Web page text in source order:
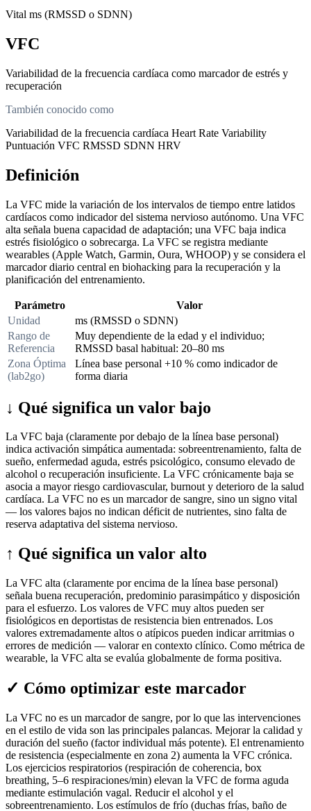
Vital ms (RMSSD o SDNN)
VFC
Variabilidad de la frecuencia cardíaca como marcador de estrés y
recuperación
También conocido como
Variabilidad de la frecuencia cardíaca Heart Rate Variability
Puntuación VFC RMSSD SDNN HRV
Definición
La VFC mide la variación de los intervalos de tiempo entre latidos
cardíacos como indicador del sistema nervioso autónomo. Una VFC
alta señala buena capacidad de adaptación; una VFC baja indica
estrés fisiológico o sobrecarga. La VFC se registra mediante
wearables (Apple Watch, Garmin, Oura, WHOOP) y se considera el
marcador diario central en biohacking para la recuperación y la
planificación del entrenamiento.
Parámetro
Valor
Unidad
ms (RMSSD o SDNN)
Rango de
Referencia
Muy dependiente de la edad y el individuo;
RMSSD basal habitual: 20–80 ms
Zona Óptima
(lab2go)
Línea base personal +10 % como indicador de
forma diaria
↓ Qué significa un valor bajo
La VFC baja (claramente por debajo de la línea base personal)
indica activación simpática aumentada: sobreentrenamiento, falta de
sueño, enfermedad aguda, estrés psicológico, consumo elevado de
alcohol o recuperación insuficiente. La VFC crónicamente baja se
asocia a mayor riesgo cardiovascular, burnout y deterioro de la salud
cardíaca. La VFC no es un marcador de sangre, sino un signo vital
— los valores bajos no indican déficit de nutrientes, sino falta de
reserva adaptativa del sistema nervioso.
↑ Qué significa un valor alto
La VFC alta (claramente por encima de la línea base personal)
señala buena recuperación, predominio parasimpático y disposición
para el esfuerzo. Los valores de VFC muy altos pueden ser
fisiológicos en deportistas de resistencia bien entrenados. Los
valores extremadamente altos o atípicos pueden indicar arritmias o
errores de medición — valorar en contexto clínico. Como métrica de
wearable, la VFC alta se evalúa globalmente de forma positiva.
✓ Cómo optimizar este marcador
La VFC no es un marcador de sangre, por lo que las intervenciones
en el estilo de vida son las principales palancas. Mejorar la calidad y
duración del sueño (factor individual más potente). El entrenamiento
de resistencia (especialmente en zona 2) aumenta la VFC crónica.
Los ejercicios respiratorios (respiración de coherencia, box
breathing, 5–6 respiraciones/min) elevan la VFC de forma aguda
mediante estimulación vagal. Reducir el alcohol y el
sobreentrenamiento. Los estímulos de frío (duchas frías, baño de